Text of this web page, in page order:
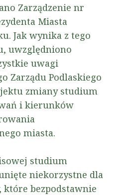
Zarządzenie nr
Miasta
Jak wynika z tego
uwzględniono
uwagi
Zarządu Podlaskiego
zmiany studium
i kierunków
miasta.
studium
niekorzystne dla
które bezpodstawnie